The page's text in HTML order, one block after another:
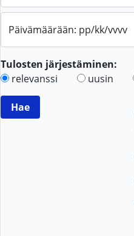
Päivämäärään: pp/kk/vvvv
Tulosten järjestäminen:
relevanssi
uusin